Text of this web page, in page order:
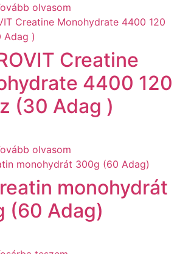
olvasom
Creatine
4400 120
(30 Adag )
olvasom
monohydrát
(60 Adag)